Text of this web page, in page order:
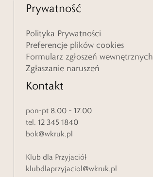
Prywatność
Polityka Prywatności
Preferencje plików cookies
Formularz zgłoszeń wewnętrznych
Zgłaszanie naruszeń
Kontakt
pon-pt 8.00 – 17.00
tel. 12 345 1840
bok@wkruk.pl
Klub dla Przyjaciół
klubdlaprzyjaciol@wkruk.pl